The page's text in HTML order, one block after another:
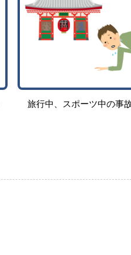
旅行中、スポーツ中の事